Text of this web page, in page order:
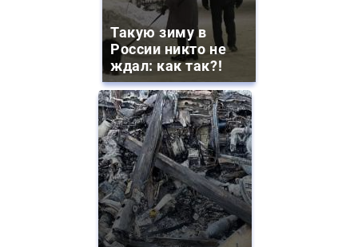
Такую зиму в
России никто не
ждал: как так?!